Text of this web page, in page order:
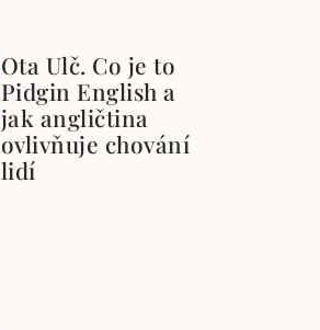
Ota Ulč. Co je to
Pidgin English a
jak angličtina
ovlivňuje chování
lidí